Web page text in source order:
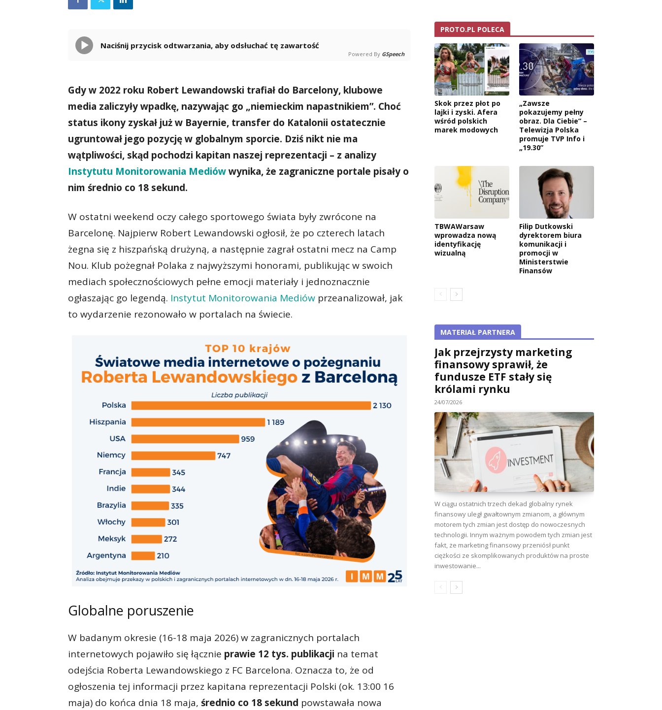
Naciśnij przycisk odtwarzania, aby odsłuchać tę zawartość
Powered By GSpeech
Gdy w 2022 roku Robert Lewandowski trafiał do Barcelony, klubowe
media zaliczyły wpadkę, nazywając go „niemieckim napastnikiem”. Choć
status ikony zyskał już w Bayernie, transfer do Katalonii ostatecznie
ugruntował jego pozycję w globalnym sporcie. Dziś nikt nie ma
wątpliwości, skąd pochodzi kapitan naszej reprezentacji – z analizy
Instytutu Monitorowania Mediówwynika, że zagraniczne portale pisały o
nim średnio co 18 sekund.
W ostatni weekend oczy całego sportowego świata były zwrócone na
Barcelonę. Najpierw Robert Lewandowski ogłosił, że po czterech latach
żegna się z hiszpańską drużyną, a następnie zagrał ostatni mecz na Camp
Nou. Klub pożegnał Polaka z najwyższymi honorami, publikując w swoich
mediach społecznościowych pełne emocji materiały i jednoznacznie
ogłaszając go legendą. Instytut Monitorowania Mediów przeanalizował, jak
to wydarzenie rezonowało w portalach na świecie.
Globalne poruszenie
W badanym okresie (16-18 maja 2026) w zagranicznych portalach
internetowych pojawiło się łącznie prawie 12 tys. publikacji na temat
odejścia Roberta Lewandowskiego z FC Barcelona. Oznacza to, że od
ogłoszenia tej informacji przez kapitana reprezentacji Polski (ok. 13:00 16
maja) do końca dnia 18 maja, średnio co 18 sekund powstawała nowa
PROTO.PL POLECA
Skok przez płot po
lajki i zyski. Afera
wśród polskich
marek modowych
„Zawsze
pokazujemy pełny
obraz. Dla Ciebie” –
Telewizja Polska
promuje TVP Info i
„19.30”
TBWAWarsaw
wprowadza nową
identyfikację
wizualną
Filip Dutkowski
dyrektorem biura
komunikacji i
promocji w
Ministerstwie
Finansów
MATERIAŁ PARTNERA
Jak przejrzysty marketing
finansowy sprawił, że
fundusze ETF stały się
królami rynku
24/07/2026
W ciągu ostatnich trzech dekad globalny rynek
finansowy uległ gwałtownym zmianom, a głównym
motorem tych zmian jest dostęp do nowoczesnych
technologii. Innym ważnym powodem tych zmian jest
fakt, że marketing finansowy przeniósł punkt
ciężkości ze skomplikowanych produktów na proste
inwestowanie...